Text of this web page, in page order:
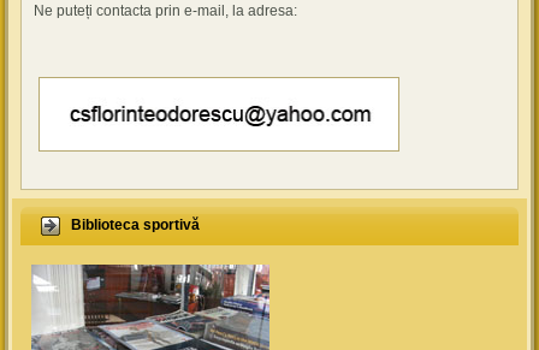
Ne puteți contacta prin e-mail, la adresa:
Biblioteca sportivă